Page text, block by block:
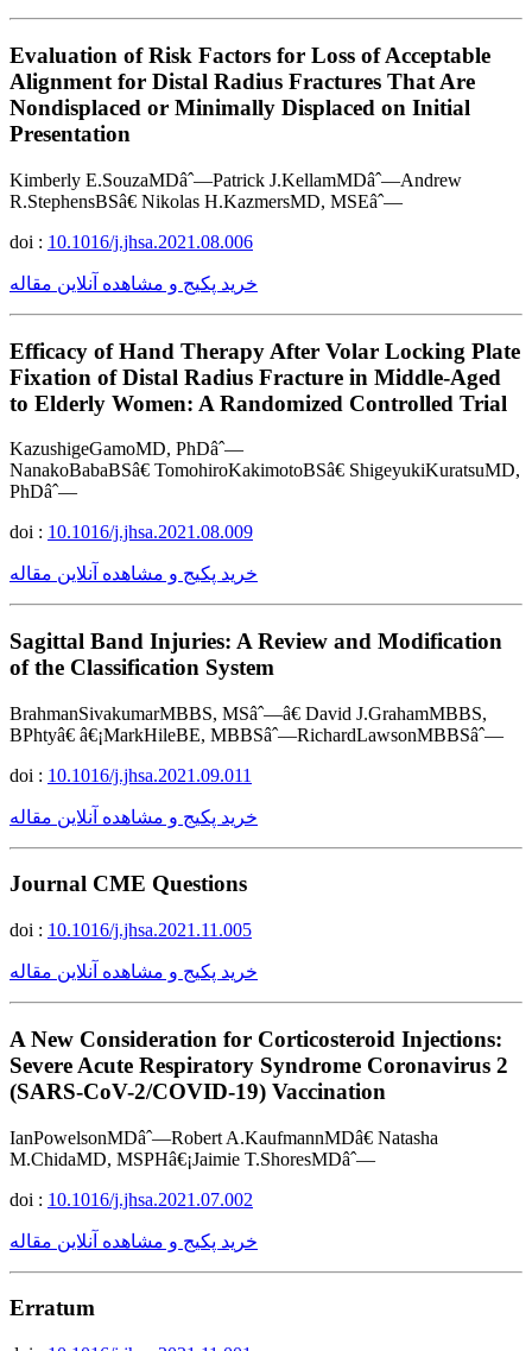
Evaluation of Risk Factors for Loss of Acceptable
Alignment for Distal Radius Fractures That Are
Nondisplaced or Minimally Displaced on Initial
Presentation
Kimberly E.SouzaMDâˆ—Patrick J.KellamMDâˆ—Andrew
R.StephensBSâ€ Nikolas H.KazmersMD, MSEâˆ—
doi : 10.1016/j.jhsa.2021.08.006
خرید پکیج و مشاهده آنلاین مقاله
Efficacy of Hand Therapy After Volar Locking Plate
Fixation of Distal Radius Fracture in Middle-Aged
to Elderly Women: A Randomized Controlled Trial
KazushigeGamoMD, PhDâˆ—
NanakoBabaBSâ€ TomohiroKakimotoBSâ€ ShigeyukiKuratsuMD,
PhDâˆ—
doi : 10.1016/j.jhsa.2021.08.009
خرید پکیج و مشاهده آنلاین مقاله
Sagittal Band Injuries: A Review and Modification
of the Classification System
BrahmanSivakumarMBBS, MSâˆ—â€ David J.GrahamMBBS,
BPhtyâ€ â€¡MarkHileBE, MBBSâˆ—RichardLawsonMBBSâˆ—
doi : 10.1016/j.jhsa.2021.09.011
خرید پکیج و مشاهده آنلاین مقاله
Journal CME Questions
doi : 10.1016/j.jhsa.2021.11.005
خرید پکیج و مشاهده آنلاین مقاله
A New Consideration for Corticosteroid Injections:
Severe Acute Respiratory Syndrome Coronavirus 2
(SARS-CoV-2/COVID-19) Vaccination
IanPowelsonMDâˆ—Robert A.KaufmannMDâ€ Natasha
M.ChidaMD, MSPHâ€¡Jaimie T.ShoresMDâˆ—
doi : 10.1016/j.jhsa.2021.07.002
خرید پکیج و مشاهده آنلاین مقاله
Erratum